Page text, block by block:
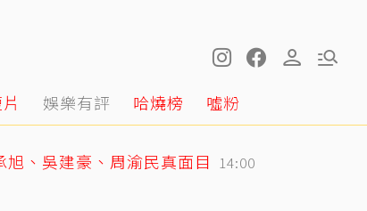
娛樂有評 哈燒榜 噓粉
、吳建豪、周渝民真面目 14:00